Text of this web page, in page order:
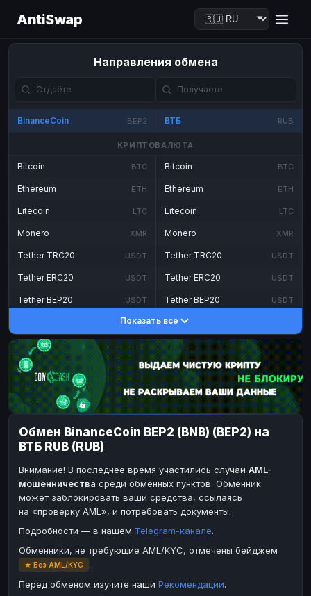
AntiSwap
Направления обмена
BinanceCoin BEP2 ВТБ RUB
КРИПТОВАЛЮТА
Bitcoin BTC
Ethereum ETH
Litecoin LTC
Monero XMR
Tether TRC20 USDT
Tether ERC20 USDT
Tether BEP20 USDT
DASH
Toncoin TON
Dogecoin DOGE
TRX TRON
Bitcoin Cash BCH
BinanceCoin BEP20
SOL
Ripple XRP
Bitcoin BTC
Ethereum ETH
Litecoin LTC
Monero XMR
Tether TRC20 USDT
Tether ERC20 USDT
Tether BEP20 USDT
DASH
Toncoin TON
Dogecoin DOGE
TRX TRON
Bitcoin Cash BCH
BinanceCoin BEP20
Ripple
Paxum USD
Perfect Money
Payoneer USD
Paxum
Payoneer
Показать все
Обмен BinanceCoin BEP2 (BNB) (BEP2) на
ВТБ RUB (RUB)
Внимание! В последнее время участились случаи AML-
мошенничества среди обменных пунктов. Обменник
может заблокировать ваши средства, ссылаясь
на «проверку AML», и потребовать документы.
Подробности — в нашем Telegram-канале.
Обменники, не требующие AML/KYC, отмечены бейджем
★ Без AML/KYC
.
Перед обменом изучите наши Рекомендации.